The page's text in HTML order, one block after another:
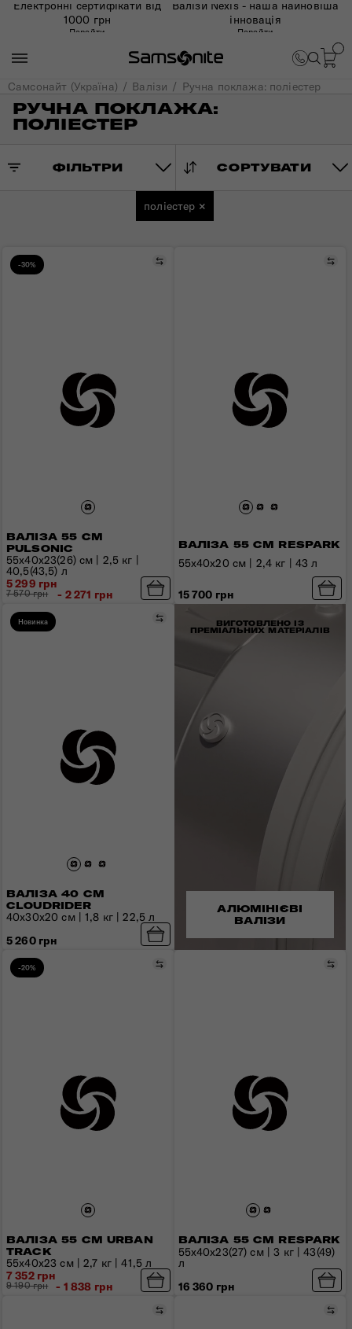
Електронні сертифікати від
1000 грн
Перейти
Валізи Nexis - наша найновіша
інновація
Перейти
Самсонайт (Україна) Валізи Ручна поклажа: поліестер
РУЧНА ПОКЛАЖА:
ПОЛІЕСТЕР
ФІЛЬТРИ СОРТУВАТИ
поліестер ×
-30%
ВАЛІЗА 55 СМ
PULSONIC
Порівняти
55x40x23(26) см | 2,5 кг |
40,5(43,5) л
5 299 грн
7 570 грн - 2 271 грн
ВАЛІЗА 55 СМ RESPARK
55x40x20 см | 2,4 кг | 43 л
15 700 грн
Новинка
ВАЛІЗА 40 СМ
CLOUDRIDER
Порівняти
40x30x20 см | 1,8 кг | 22,5 л
5 260 грн
-20%
ВАЛІЗА 55 СМ URBAN
TRACK
Порівняти
55x40x23 см | 2,7 кг | 41,5 л
7 352 грн
9 190 грн - 1 838 грн
ВАЛІЗА 55 СМ RESPARK
55x40x23(27) см | 3 кг | 43(49)
л
16 360 грн
Порівняти
ВИГОТОВЛЕНО ІЗ
ПРЕМІАЛЬНИХ МАТЕРІАЛІВ
АЛЮМІНІЄВІ
ВАЛІЗИ